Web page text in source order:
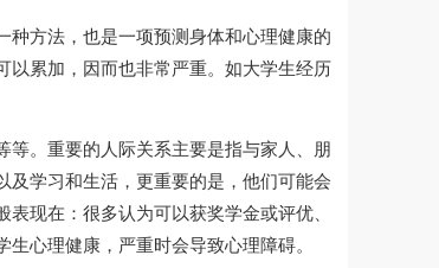
种方法，也是一项预测身体和心理健康的
以累加，因而也非常严重。如大学生经历
等。重要的人际关系主要是指与家人、朋
及学习和生活，更重要的是，他们可能会
现在：很多认为可以获奖学金或评优、
心理健康，严重时会导致心理障碍。